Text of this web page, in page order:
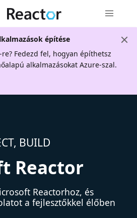
építése
Fedezd fel, hogyan építhetsz
alkalmazásokat Azure-szal.
BUILD
Reactor
Reactorhoz, és
a fejlesztőkkel élőben